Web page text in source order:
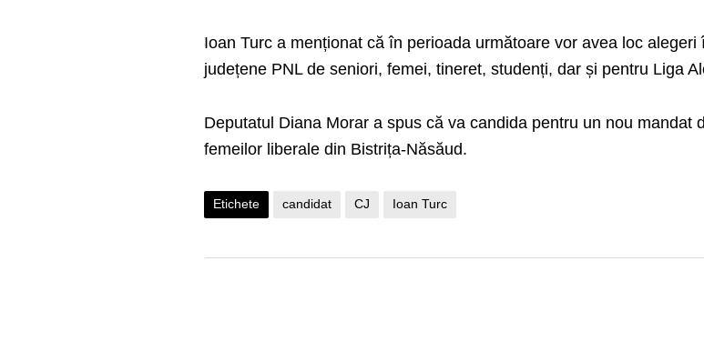
Ioan Turc a menționat că în perioada următoare vor avea loc alegeri
județene PNL de seniori, femei, tineret, studenți, dar și pentru Liga
Deputatul Diana Morar a spus că va candida pentru un nou mandat
femeilor liberale din Bistrița-Năsăud.
Etichete candidat CJ Ioan Turc